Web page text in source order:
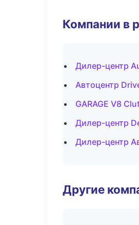
Компании в
Дилер-центр
Автоцентр
GARAGE V8
Дилер-центр
Дилер-центр
Другие